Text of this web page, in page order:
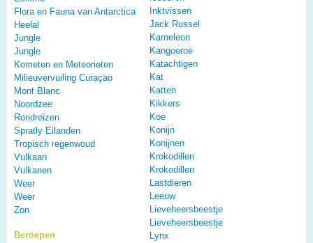
Flora en Fauna van Antarctica
Heelal
Jungle
Jungle
Kometen en Meteorieten
Milieuvervuiling Curaçao
Mont Blanc
Noordzee
Rondreizen
Spratly Eilanden
Tropisch regenwoud
Vulkaan
Vulkanen
Weer
Weer
Zon
Beroepen
Inktvissen
Jack Russel
Kameleon
Kangoeroe
Katachtigen
Kat
Katten
Kikkers
Koe
Konijn
Konijnen
Krokodillen
Krokodillen
Lastdieren
Leeuw
Lieveheersbeestje
Lieveheersbeestje
Lynx